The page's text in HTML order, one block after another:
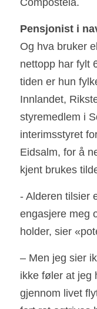
Compostela.
Og hva bruker
nettopp har fylt
tiden er hun
Innlandet,
styremedlem i
interimsstyret
Eidsalm, for å
kjent brukes
- Alderen tilsier
engasjere meg
holder, sier
– Men jeg sier
ikke føler at jeg
gjennom livet